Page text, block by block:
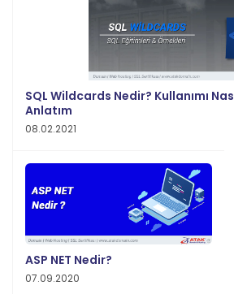
SQL Wildcards Nedir? Kullanımı
Anlatım
08.02.2021
ASP NET Nedir?
07.09.2020